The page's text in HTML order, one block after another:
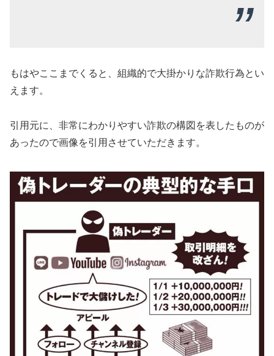
もはやここまでくると、組織的で大掛かりな詐欺行為とい
えます。
引用元に、非常にわかりやすい詐欺の構図を表したものが
あったので画像を引用させていただきます。